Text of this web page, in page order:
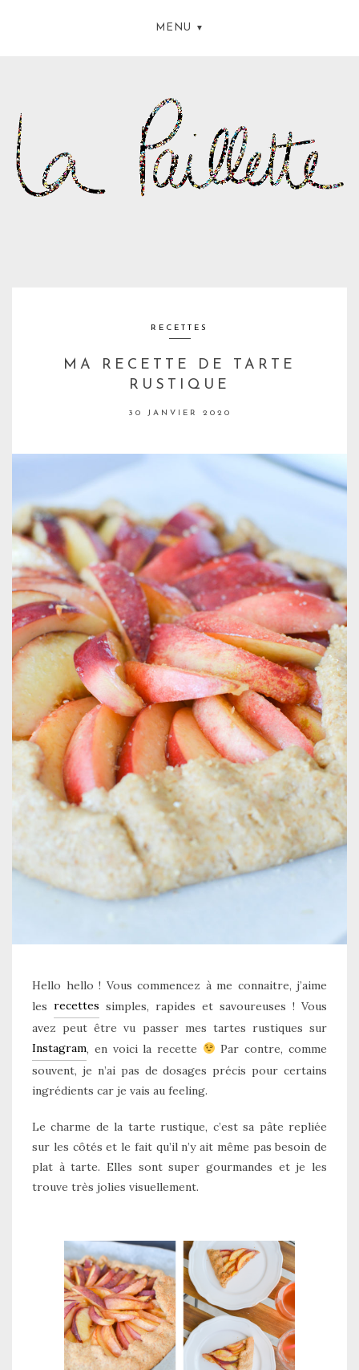
MENU
RECETTES
MA RECETTE DE TARTE
RUSTIQUE
30 JANVIER 2020
Hello hello ! Vous commencez à me connaitre, j’aime
les recettes simples, rapides et savoureuses ! Vous
avez peut être vu passer mes tartes rustiques sur
Instagram, en voici la recette
Par contre, comme
souvent, je n’ai pas de dosages précis pour certains
ingrédients car je vais au feeling.
Le charme de la tarte rustique, c’est sa pâte repliée
sur les côtés et le fait qu’il n’y ait même pas besoin de
plat à tarte. Elles sont super gourmandes et je les
trouve très jolies visuellement.